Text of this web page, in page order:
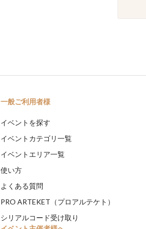
一般ご利用者様
イベントを探す
イベントカテゴリ一覧
イベントエリア一覧
使い方
よくある質問
PRO ARTEKET（プロアルテケト）
シリアルコード受け取り